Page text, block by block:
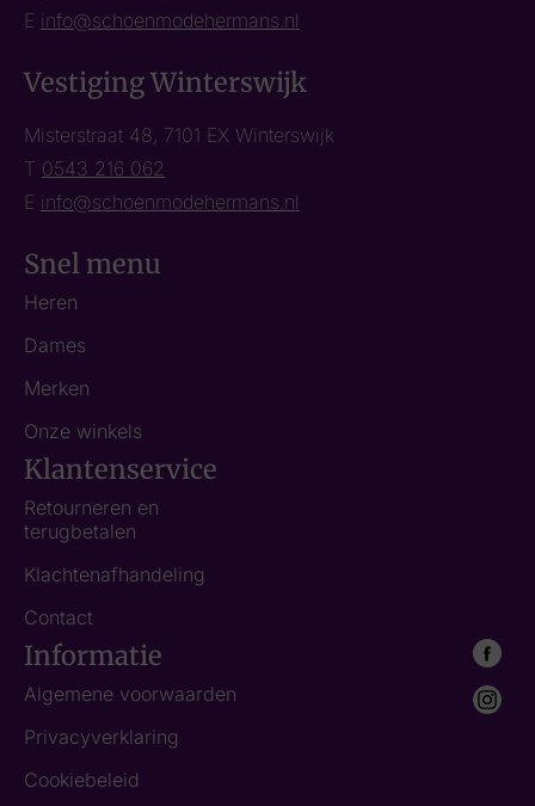
E info@schoenmodehermans.nl
Vestiging Winterswijk
Misterstraat 48, 7101 EX Winterswijk
T 0543 216 062
E info@schoenmodehermans.nl
Snel menu
Heren
Dames
Merken
Onze winkels
Klantenservice
Retourneren en
terugbetalen
Klachtenafhandeling
Contact
Informatie
Algemene voorwaarden
Privacyverklaring
Cookiebeleid